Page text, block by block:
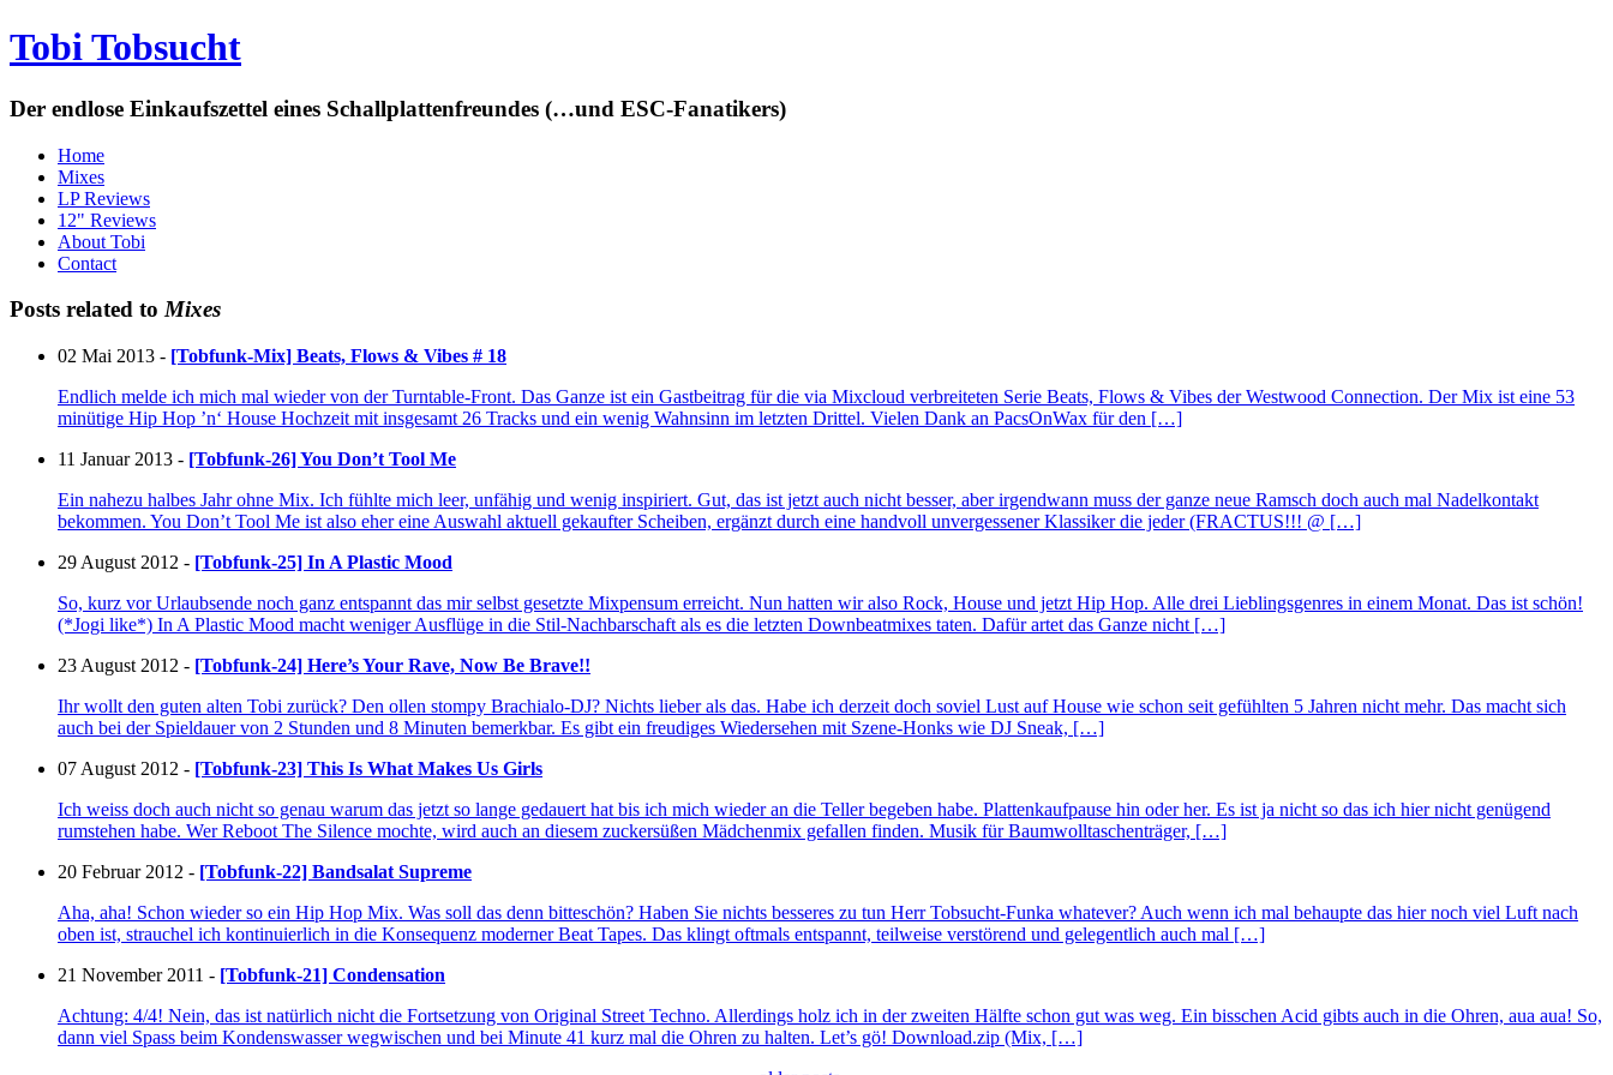
Tobi Tobsucht
Der endlose Einkaufszettel eines Schallplattenfreundes (…und ESC-Fanatikers)
Home
Mixes
LP Reviews
12" Reviews
About Tobi
Contact
Posts related toMixes
02 Mai 2013 - [Tobfunk-Mix] Beats, Flows & Vibes # 18
Endlich melde ich mich mal wieder von der Turntable-Front. Das Ganze ist ein Gastbeitrag für die via Mixcloud verbreiteten Serie Beats, Flows & Vibes der Westwood Connection. Der Mix ist eine 53
minütige Hip Hop ’n‘ House Hochzeit mit insgesamt 26 Tracks und ein wenig Wahnsinn im letzten Drittel. Vielen Dank an PacsOnWax für den […]
11 Januar 2013 - [Tobfunk-26] You Don’t Tool Me
Ein nahezu halbes Jahr ohne Mix. Ich fühlte mich leer, unfähig und wenig inspiriert. Gut, das ist jetzt auch nicht besser, aber irgendwann muss der ganze neue Ramsch doch auch mal Nadelkontakt
bekommen. You Don’t Tool Me ist also eher eine Auswahl aktuell gekaufter Scheiben, ergänzt durch eine handvoll unvergessener Klassiker die jeder (FRACTUS!!! @ […]
29 August 2012 - [Tobfunk-25] In A Plastic Mood
So, kurz vor Urlaubsende noch ganz entspannt das mir selbst gesetzte Mixpensum erreicht. Nun hatten wir also Rock, House und jetzt Hip Hop. Alle drei Lieblingsgenres in einem Monat. Das ist schön!
(*Jogi like*) In A Plastic Mood macht weniger Ausflüge in die Stil-Nachbarschaft als es die letzten Downbeatmixes taten. Dafür artet das Ganze nicht […]
23 August 2012 - [Tobfunk-24] Here’s Your Rave, Now Be Brave!!
Ihr wollt den guten alten Tobi zurück? Den ollen stompy Brachialo-DJ? Nichts lieber als das. Habe ich derzeit doch soviel Lust auf House wie schon seit gefühlten 5 Jahren nicht mehr. Das macht sich
auch bei der Spieldauer von 2 Stunden und 8 Minuten bemerkbar. Es gibt ein freudiges Wiedersehen mit Szene-Honks wie DJ Sneak, […]
07 August 2012 - [Tobfunk-23] This Is What Makes Us Girls
Ich weiss doch auch nicht so genau warum das jetzt so lange gedauert hat bis ich mich wieder an die Teller begeben habe. Plattenkaufpause hin oder her. Es ist ja nicht so das ich hier nicht genügend
rumstehen habe. Wer Reboot The Silence mochte, wird auch an diesem zuckersüßen Mädchenmix gefallen finden. Musik für Baumwolltaschenträger, […]
20 Februar 2012 - [Tobfunk-22] Bandsalat Supreme
Aha, aha! Schon wieder so ein Hip Hop Mix. Was soll das denn bitteschön? Haben Sie nichts besseres zu tun Herr Tobsucht-Funka whatever? Auch wenn ich mal behaupte das hier noch viel Luft nach
oben ist, strauchel ich kontinuierlich in die Konsequenz moderner Beat Tapes. Das klingt oftmals entspannt, teilweise verstörend und gelegentlich auch mal […]
21 November 2011 - [Tobfunk-21] Condensation
Achtung: 4/4! Nein, das ist natürlich nicht die Fortsetzung von Original Street Techno. Allerdings holz ich in der zweiten Hälfte schon gut was weg. Ein bisschen Acid gibts auch in die Ohren, aua aua! So,
dann viel Spass beim Kondenswasser wegwischen und bei Minute 41 kurz mal die Ohren zu halten. Let’s gö! Download.zip (Mix, […]